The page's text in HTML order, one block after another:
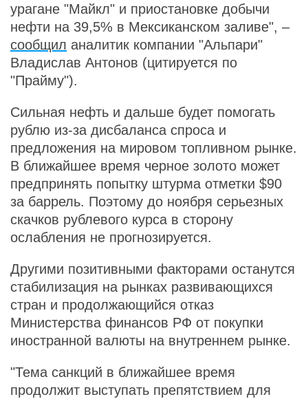
урагане "Майкл" и приостановке добычи
нефти на 39,5% в Мексиканском заливе", –
сообщил аналитик компании "Альпари"
Владислав Антонов (цитируется по
"Прайму").
Сильная нефть и дальше будет помогать
рублю из-за дисбаланса спроса и
предложения на мировом топливном рынке.
В ближайшее время черное золото может
предпринять попытку штурма отметки $90
за баррель. Поэтому до ноября серьезных
скачков рублевого курса в сторону
ослабления не прогнозируется.
Другими позитивными факторами останутся
стабилизация на рынках развивающихся
стран и продолжающийся отказ
Министерства финансов РФ от покупки
иностранной валюты на внутреннем рынке.
"Тема санкций в ближайшее время
продолжит выступать препятствием для